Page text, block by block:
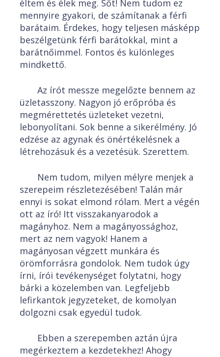
éltem és élek meg. Sőt! Nem tudom ez
mennyire gyakori, de számítanak a férfi
barátaim. Érdekes, hogy teljesen másképp
beszélgetünk férfi barátokkal, mint a
barátnőimmel. Fontos és különleges
mindkettő.
Az írót messze megelőzte bennem az
üzletasszony. Nagyon jó erőpróba és
megmérettetés üzleteket vezetni,
lebonyolítani. Sok benne a sikerélmény. Jó
edzése az agynak és önértékelésnek a
létrehozásuk és a vezetésük. Szerettem.
Nem tudom, milyen mélyre menjek a
szerepeim részletezésében! Talán már
ennyi is sokat elmond rólam. Mert a végén
ott az író! Itt visszakanyarodok a
magányhoz. Nem a magányossághoz,
mert az nem vagyok! Hanem a
magányosan végzett munkára és
örömforrásra gondolok. Nem tudok úgy
írni, írói tevékenységet folytatni, hogy
bárki a közelemben van. Legfeljebb
lefirkantok jegyzeteket, de komolyan
dolgozni csak egyedül tudok.
Ebben a szerepemben aztán újra
megérkeztem a kezdetekhez! Ahogy